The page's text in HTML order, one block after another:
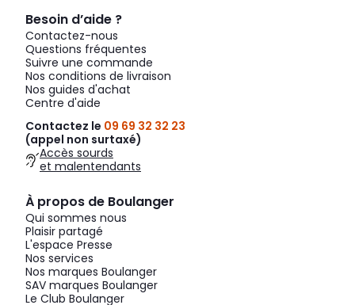
Besoin d’aide ?
Contactez-nous
Questions fréquentes
Suivre une commande
Nos conditions de livraison
Nos guides d'achat
Centre d'aide
Contactez le 09 69 32 32 23
(appel non surtaxé)
Accès sourds
et malentendants
À propos de Boulanger
Qui sommes nous
Plaisir partagé
L'espace Presse
Nos services
Nos marques Boulanger
SAV marques Boulanger
Le Club Boulanger